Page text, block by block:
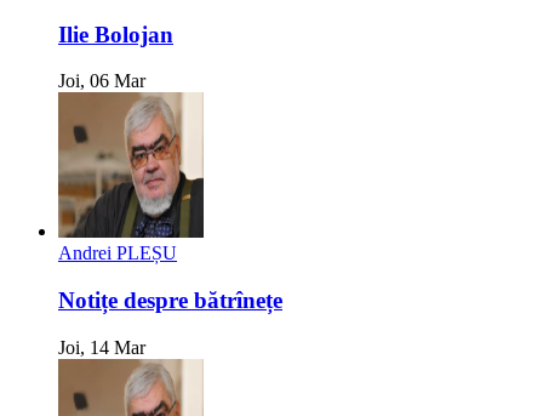
Ilie Bolojan
Joi, 06 Mar
Andrei PLEȘU
Notițe despre bătrînețe
Joi, 14 Mar